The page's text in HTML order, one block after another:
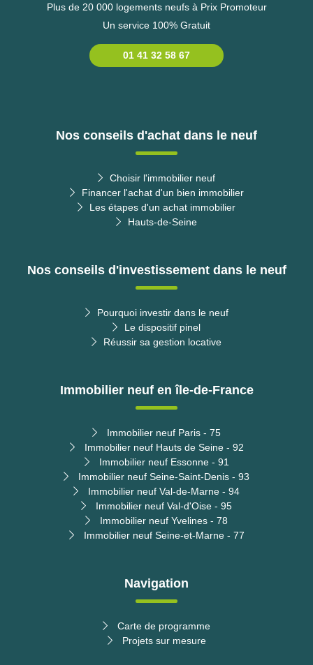
Plus de 20 000 logements neufs à Prix Promoteur
Un service 100% Gratuit
01 41 32 58 67
Nos conseils d'achat dans le neuf
Choisir l'immobilier neuf
Financer l'achat d'un bien immobilier
Les étapes d'un achat immobilier
Hauts-de-Seine
Nos conseils d'investissement dans le neuf
Pourquoi investir dans le neuf
Le dispositif pinel
Réussir sa gestion locative
Immobilier neuf en île-de-France
Immobilier neuf Paris - 75
Immobilier neuf Hauts de Seine - 92
Immobilier neuf Essonne - 91
Immobilier neuf Seine-Saint-Denis - 93
Immobilier neuf Val-de-Marne - 94
Immobilier neuf Val-d'Oise - 95
Immobilier neuf Yvelines - 78
Immobilier neuf Seine-et-Marne - 77
Navigation
Carte de programme
Projets sur mesure